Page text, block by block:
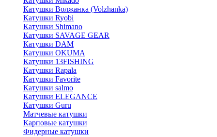
Катушки Волжанка (Volzhanka)
Катушки Ryobi
Катушки Shimano
Катушки SAVAGE GEAR
Катушки DAM
Катушки OKUMA
Катушки 13FISHING
Катушки Rapala
Катушки Favorite
Катушки salmo
Катушки ELEGANCE
Катушки Guru
Матчевые катушки
Карповые катушки
Фидерные катушки